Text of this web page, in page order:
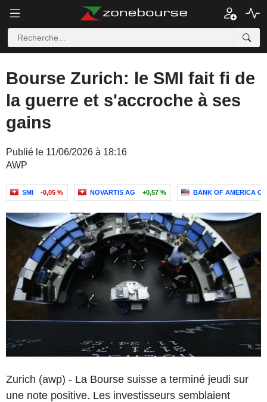
Bourse Zurich: le SMI fait fi de
la guerre et s'accroche à ses
gains
Publié le 11/06/2026 à 18:16
AWP
SMI -0,05 % NOVARTIS AG +0,57 % BANK OF AMERICA
Zurich (awp) - La Bourse suisse a terminé jeudi sur
une note positive. Les investisseurs semblaient